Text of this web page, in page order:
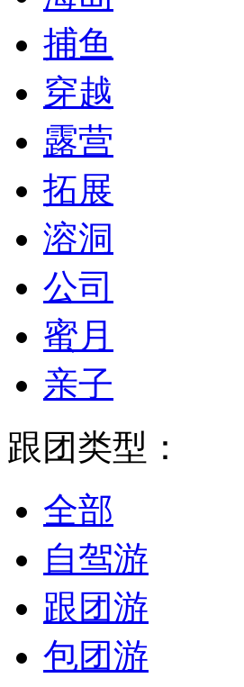
捕鱼
穿越
露营
拓展
溶洞
公司
蜜月
亲子
跟团类型：
全部
自驾游
跟团游
包团游